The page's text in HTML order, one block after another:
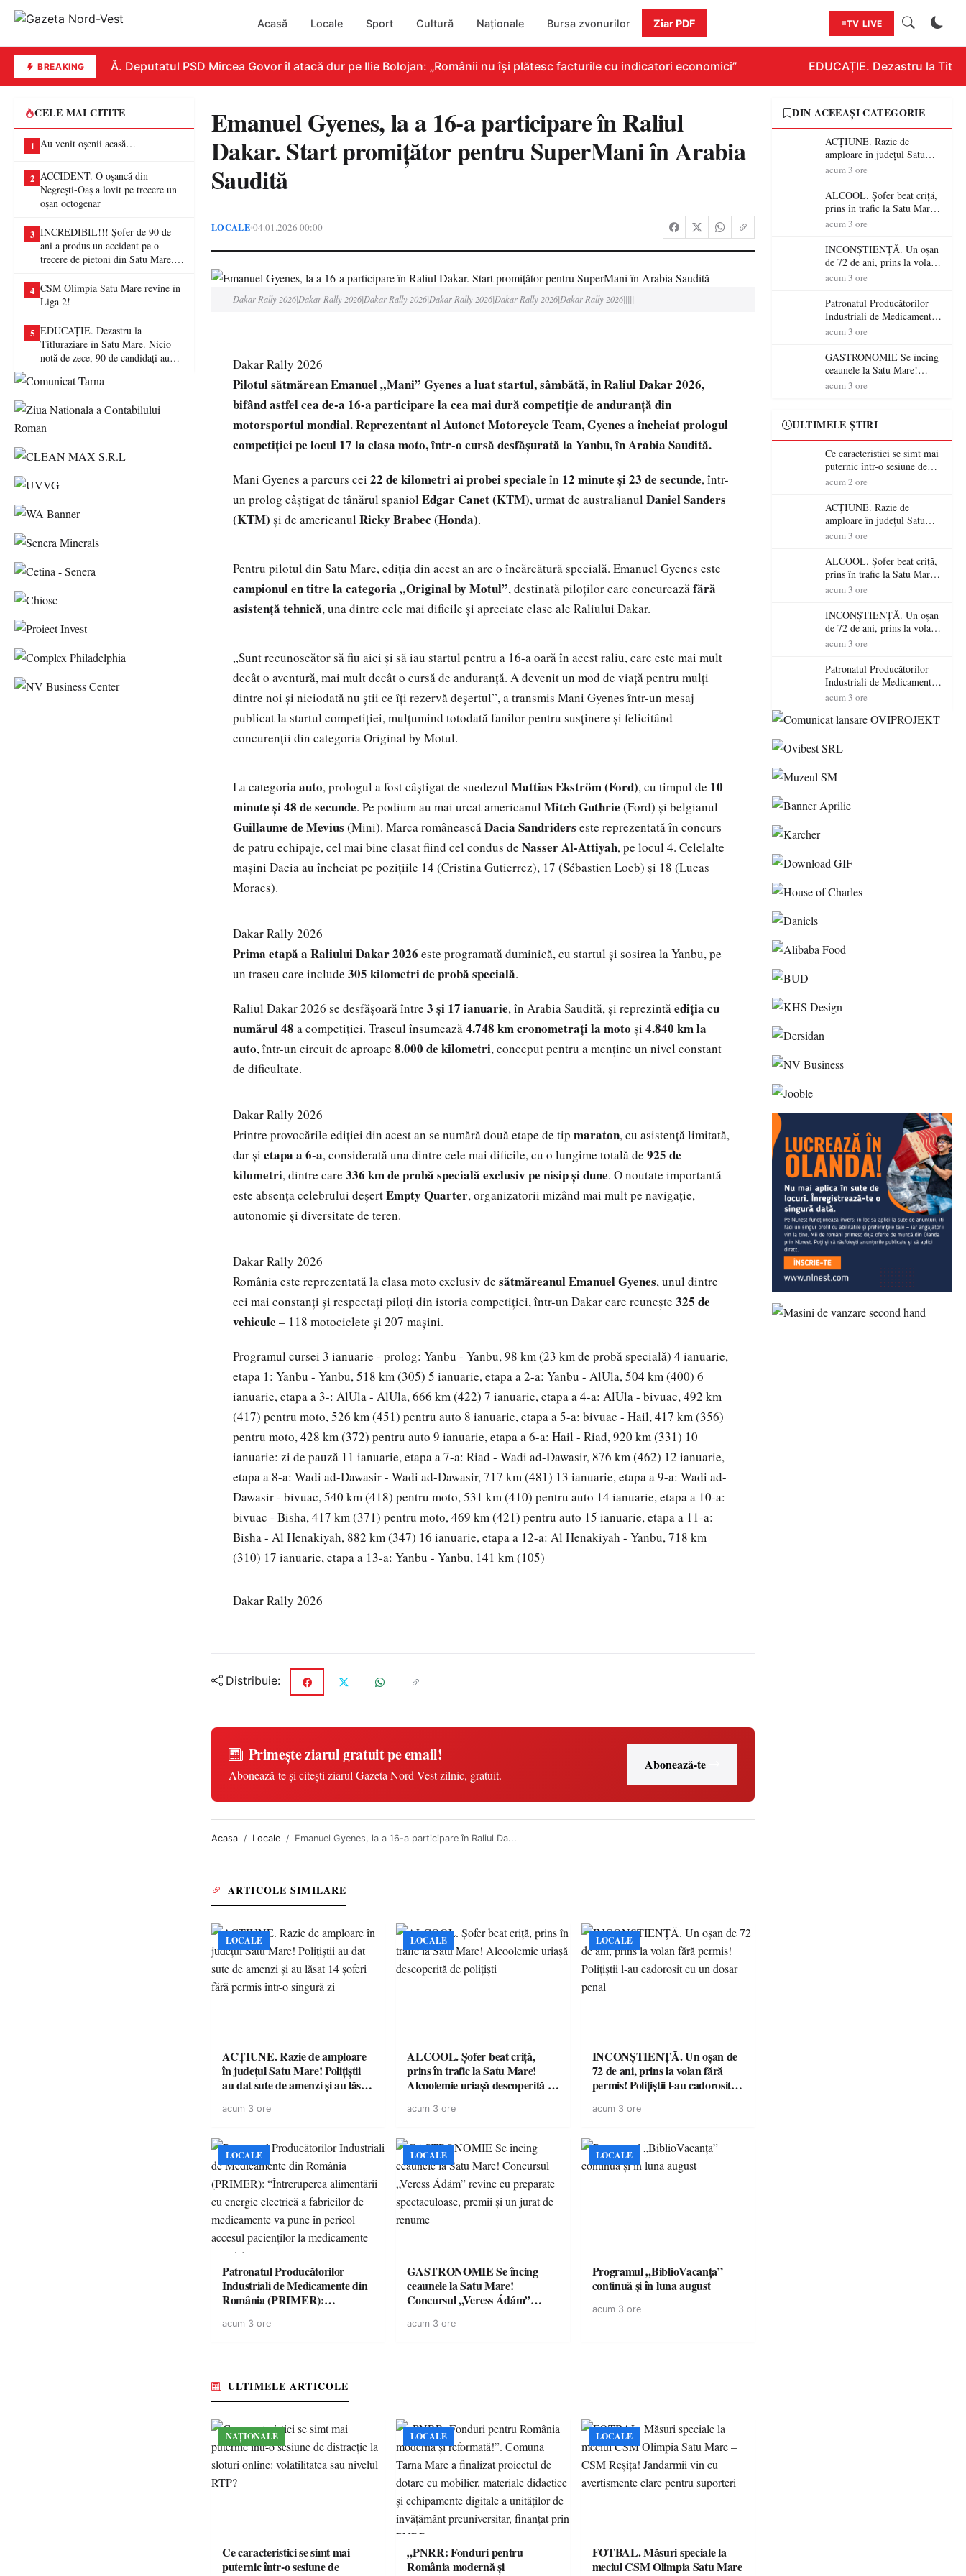
Acasă Locale Sport Cultură Naționale Bursa zvonurilor Ziar PDF TV LIVE
BREAKING
REPLICĂ. Deputatul PSD Mircea Govor îl atacă dur pe Ilie Bolojan: „Românii nu își plătesc facturile cu indicatori economici” EDUCAȚIE. Dezastru la
CELE MAI CITITE
1 Au venit oșenii acasă…
2 ACCIDENT. O oșancă din
Negrești-Oaș a lovit pe trecere un
oșan octogenar
3 INCREDIBIL!!! Șofer de 90 de
ani a produs un accident pe o
trecere de pietoni din Satu Mare. O
4 CSM Olimpia Satu Mare revine în
Liga 2!
5 EDUCAȚIE. Dezastru la
Titluraziare în Satu Mare. Nicio
notă de zece, 90 de candidați au
Emanuel Gyenes, la a 16-a participare în Raliul
Dakar. Start promițător pentru SuperMani în Arabia
Saudită
LOCALE•04.01.2026 00:00
Dakar Rally 2026|Dakar Rally 2026|Dakar Rally 2026|Dakar Rally 2026|Dakar Rally 2026|Dakar Rally 2026|||||
Dakar Rally 2026
Pilotul sătmărean Emanuel „Mani” Gyenes a luat startul, sâmbătă, în Raliul Dakar 2026,
bifând astfel cea de-a 16-a participare la cea mai dură competiție de anduranță din
motorsportul mondial. Reprezentant al Autonet Motorcycle Team, Gyenes a încheiat prologul
competiției pe locul 17 la clasa moto, într-o cursă desfășurată la Yanbu, în Arabia Saudită.
Mani Gyenes a parcurs cei 22 de kilometri ai probei speciale în 12 minute și 23 de secunde, într-
un prolog câștigat de tânărul spaniol Edgar Canet (KTM), urmat de australianul Daniel Sanders
(KTM) și de americanul Ricky Brabec (Honda).
Pentru pilotul din Satu Mare, ediția din acest an are o încărcătură specială. Emanuel Gyenes este
campionul en titre la categoria „Original by Motul”, destinată piloților care concureazăfără
asistență tehnică, una dintre cele mai dificile și apreciate clase ale Raliului Dakar.
„Sunt recunoscător să fiu aici și să iau startul pentru a 16-a oară în acest raliu, care este mai mult
decât o aventură, mai mult decât o cursă de anduranță. A devenit un mod de viață pentru mulți
dintre noi și niciodată nu știi ce îți rezervă deșertul”, a transmis Mani Gyenes într-un mesaj
publicat la startul competiției, mulțumind totodată fanilor pentru susținere și felicitând
concurenții din categoria Original by Motul.
La categoriaauto, prologul a fost câștigat de suedezul Mattias Ekström (Ford), cu timpul de 10
minute și 48 de secunde. Pe podium au mai urcat americanul Mitch Guthrie (Ford) și belgianul
Guillaume de Mevius (Mini). Marca româneascăDacia Sandriders este reprezentată în concurs
de patru echipaje, cel mai bine clasat fiind cel condus de Nasser Al-Attiyah, pe locul 4. Celelalte
mașini Dacia au încheiat pe pozițiile 14 (Cristina Gutierrez), 17 (Sébastien Loeb) și 18 (Lucas
Moraes).
Dakar Rally 2026
Prima etapă a Raliului Dakar 2026 este programată duminică, cu startul și sosirea la Yanbu, pe
un traseu care include 305 kilometri de probă specială.
Raliul Dakar 2026 se desfășoară între 3 și 17 ianuarie, în Arabia Saudită, și reprezintăediția cu
numărul 48 a competiției. Traseul însumează4.748 km cronometrați la moto și 4.840 km la
auto, într-un circuit de aproape 8.000 de kilometri, conceput pentru a menține un nivel constant
de dificultate.
Dakar Rally 2026
Printre provocările ediției din acest an se numără două etape de tip maraton, cu asistență limitată,
dar și etapa a 6-a, considerată una dintre cele mai dificile, cu o lungime totală de 925 de
kilometri, dintre care 336 km de probă specială exclusiv pe nisip și dune. O noutate importantă
este absența celebrului deșertEmpty Quarter, organizatorii mizând mai mult pe navigație,
autonomie și diversitate de teren.
Dakar Rally 2026
România este reprezentată la clasa moto exclusiv de sătmăreanul Emanuel Gyenes, unul dintre
cei mai constanți și respectați piloți din istoria competiției, într-un Dakar care reunește 325 de
vehicule – 118 motociclete și 207 mașini.
Programul cursei 3 ianuarie - prolog: Yanbu - Yanbu, 98 km (23 km de probă specială) 4 ianuarie,
etapa 1: Yanbu - Yanbu, 518 km (305) 5 ianuarie, etapa a 2-a: Yanbu - AlUla, 504 km (400) 6
ianuarie, etapa a 3-: AlUla - AlUla, 666 km (422) 7 ianuarie, etapa a 4-a: AlUla - bivuac, 492 km
(417) pentru moto, 526 km (451) pentru auto 8 ianuarie, etapa a 5-a: bivuac - Hail, 417 km (356)
pentru moto, 428 km (372) pentru auto 9 ianuarie, etapa a 6-a: Hail - Riad, 920 km (331) 10
ianuarie: zi de pauză 11 ianuarie, etapa a 7-a: Riad - Wadi ad-Dawasir, 876 km (462) 12 ianuarie,
etapa a 8-a: Wadi ad-Dawasir - Wadi ad-Dawasir, 717 km (481) 13 ianuarie, etapa a 9-a: Wadi ad-
Dawasir - bivuac, 540 km (418) pentru moto, 531 km (410) pentru auto 14 ianuarie, etapa a 10-a:
bivuac - Bisha, 417 km (371) pentru moto, 469 km (421) pentru auto 15 ianuarie, etapa a 11-a:
Bisha - Al Henakiyah, 882 km (347) 16 ianuarie, etapa a 12-a: Al Henakiyah - Yanbu, 718 km
(310) 17 ianuarie, etapa a 13-a: Yanbu - Yanbu, 141 km (105)
Dakar Rally 2026
Distribuie:
Primește ziarul gratuit pe email!
Abonează-te și citești ziarul Gazeta Nord-Vest zilnic, gratuit.
Abonează-te
Acasa Locale Emanuel Gyenes, la a 16-a participare în Raliul Da...
ARTICOLE SIMILARE
LOCALE
ACȚIUNE. Razie de amploare
în județul Satu Mare! Polițiștii
au dat sute de amenzi și au lăsat
singură zi
acum 3 ore
LOCALE
ALCOOL. Șofer beat criță,
prins în trafic la Satu Mare!
Alcoolemie uriașă descoperită de
acum 3 ore
LOCALE
INCONȘTIENȚĂ. Un oșan de
72 de ani, prins la volan fără
permis! Polițiștii l-au cadorosit
acum 3 ore
LOCALE
Patronatul Producătorilor
Industriali de Medicamente din
România (PRIMER):
energie electrică a fabricilor de
acum 3 ore
LOCALE
GASTRONOMIE Se încing
ceaunele la Satu Mare!
Concursul „Veress Ádám”
spectaculoase, premii și un jurat
acum 3 ore
LOCALE
Programul „BiblioVacanța”
continuă și în luna august
acum 3 ore
ULTIMELE ARTICOLE
NAȚIONALE
Ce caracteristici se simt mai
puternic într-o sesiune de
LOCALE
„PNRR: Fonduri pentru
România modernă și
LOCALE
FOTBAL. Măsuri speciale la
meciul CSM Olimpia Satu Mare
DIN ACEEAȘI CATEGORIE
ACȚIUNE. Razie de
amploare în județul Satu
Mare! Polițiștii au dat sute
șoferi fără permis într-o
singură zi
acum 3 ore
ALCOOL. Șofer beat criță,
prins în trafic la Satu Mare!
Alcoolemie uriașă
acum 3 ore
INCONȘTIENȚĂ. Un oșan
de 72 de ani, prins la volan
fără permis! Polițiștii l-au
acum 3 ore
Patronatul Producătorilor
Industriali de Medicamente
din România (PRIMER):
energie electrică a fabricilor
de medicamente va pune în
pericol accesul pacienților la
medicamente esențiale
acum 3 ore
GASTRONOMIE Se încing
ceaunele la Satu Mare!
Concursul „Veress Ádám”
jurat de renume
acum 3 ore
ULTIMELE ȘTIRI
Ce caracteristici se simt mai
puternic într-o sesiune de
distracție la sloturi online:
RTP?
acum 2 ore
ACȚIUNE. Razie de
amploare în județul Satu
Mare! Polițiștii au dat sute
șoferi fără permis într-o
singură zi
acum 3 ore
ALCOOL. Șofer beat criță,
prins în trafic la Satu Mare!
Alcoolemie uriașă
acum 3 ore
INCONȘTIENȚĂ. Un oșan
de 72 de ani, prins la volan
fără permis! Polițiștii l-au
acum 3 ore
Patronatul Producătorilor
Industriali de Medicamente
din România (PRIMER):
energie electrică a fabricilor
pericol accesul pacienților la
acum 3 ore